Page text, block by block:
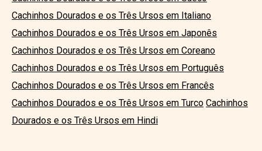
Cachinhos Dourados e os Três Ursos em Italiano
Cachinhos Dourados e os Três Ursos em Japonês
Cachinhos Dourados e os Três Ursos em Coreano
Cachinhos Dourados e os Três Ursos em Português
Cachinhos Dourados e os Três Ursos em Francês
Cachinhos Dourados e os Três Ursos em Turco Cachinhos
Dourados e os Três Ursos em Hindi